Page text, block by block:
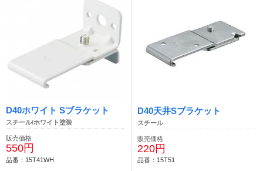
D40ホワイト Sブラケット
スチール/ホワイト塗装
販売価格
550円
品番：15T41WH
D40天井Sブラケット
スチール
販売価格
220円
品番：15T51